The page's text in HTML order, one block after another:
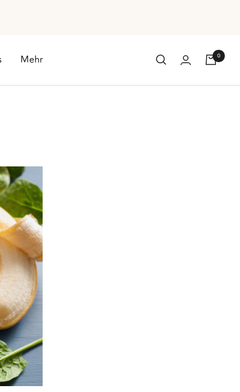
Mehr 0